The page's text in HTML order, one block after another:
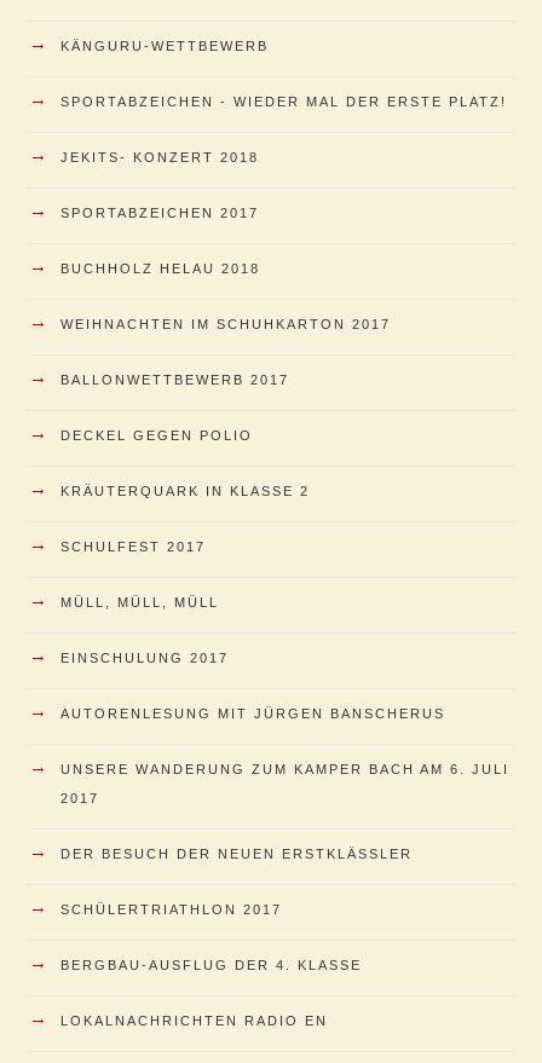
→ KÄNGURU-WETTBEWERB
→ SPORTABZEICHEN - WIEDER MAL DER ERSTE PLATZ!
→ JEKITS- KONZERT 2018
→ SPORTABZEICHEN 2017
→ BUCHHOLZ HELAU 2018
→ WEIHNACHTEN IM SCHUHKARTON 2017
→ BALLONWETTBEWERB 2017
→ DECKEL GEGEN POLIO
→ KRÄUTERQUARK IN KLASSE 2
→ SCHULFEST 2017
→ MÜLL, MÜLL, MÜLL
→ EINSCHULUNG 2017
→ AUTORENLESUNG MIT JÜRGEN BANSCHERUS
→
UNSERE WANDERUNG ZUM KAMPER BACH AM 6. JULI
2017
→ DER BESUCH DER NEUEN ERSTKLÄSSLER
→ SCHÜLERTRIATHLON 2017
→ BERGBAU-AUSFLUG DER 4. KLASSE
→ LOKALNACHRICHTEN RADIO EN